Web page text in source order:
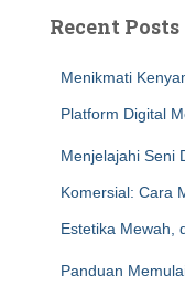
Recent Posts
Menikmati
Platform Digital
Menjelajahi Seni
Komersial: Cara
Estetika Mewah,
Panduan